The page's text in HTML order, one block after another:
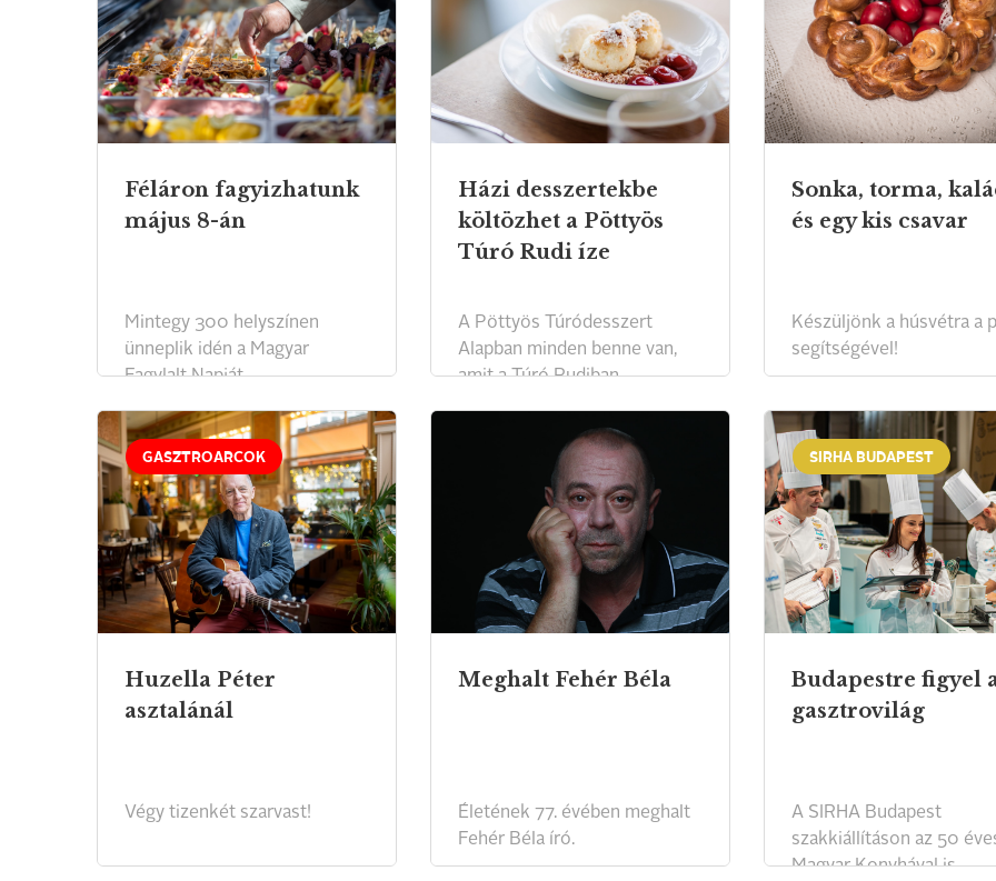
Féláron fagyizhatunk
május 8-án
Mintegy 300 helyszínen
ünneplik idén a Magyar
Fagylalt Napját.
Házi desszertekbe
költözhet a Pöttyös
Túró Rudi íze
A Pöttyös Túródesszert
Alapban minden benne van,
amit a Túró Rudiban
Sonka, torma,
és egy kis csavar
Készüljönk a húsvétra a
segítségével!
GASZTROARCOK
Huzella Péter
asztalánál
Végy tizenkét szarvast!
Meghalt Fehér Béla
Életének 77. évében meghalt
Fehér Béla író.
SIRHA BUDAPEST
Budapestre figyel
gasztrovilág
A SIRHA Budapest
szakkiállításon az 50
Magyar Konyhával is